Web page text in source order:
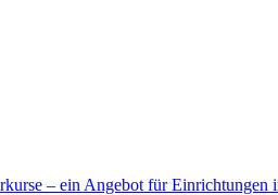
– ein Angebot für Einrichtungen